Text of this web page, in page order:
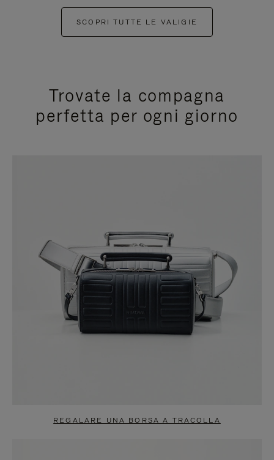
SCOPRI TUTTE LE VALIGIE
Trovate la compagna
perfetta per ogni giorno
REGALARE UNA BORSA A TRACOLLA